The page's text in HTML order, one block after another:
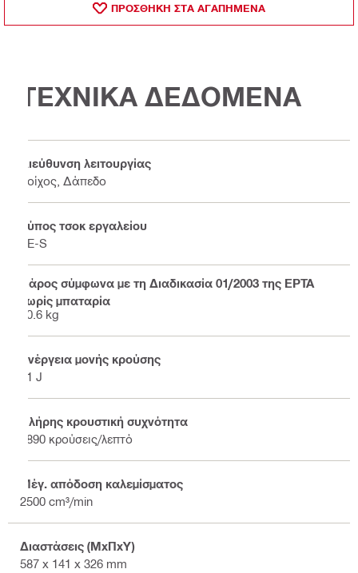
ΠΡΟΣΘΗΚΗ ΣΤΑ ΑΓΑΠΗΜΕΝΑ
ΤΕΧΝΙΚΑ ΔΕΔΟΜΕΝΑ
Διεύθυνση λειτουργίας
Τοίχος, Δάπεδο
Τύπος τσοκ εργαλείου
TE-S
Βάρος σύμφωνα με τη Διαδικασία 01/2003 της EPTA
χωρίς μπαταρία
10.6 kg
Ενέργεια μονής κρούσης
21 J
Πλήρης κρουστική συχνότητα
1890 κρούσεις/λεπτό
Μέγ. απόδοση καλεμίσματος
2500 cm³/min
Διαστάσεις (ΜxΠxΥ)
587 x 141 x 326 mm